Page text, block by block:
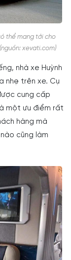
thể mang tới cho
xevati.com)
nhà xe Huỳnh
nhẹ trên xe. Cụ
cung cấp
một ưu điểm rất
hàng mà
cũng làm